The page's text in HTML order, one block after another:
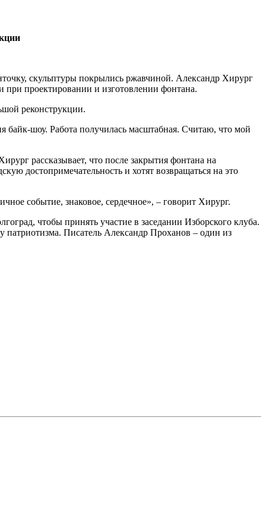
скульптуры покрылись ржавчиной. Александр Хирург
проектировании и изготовлении фонтана.
реконструкции.
байк-шоу. Работа получилась масштабная. Считаю, что мой
рассказывает, что после закрытия фонтана на
достопримечательность и хотят возвращаться на это
событие, знаковое, сердечное», – говорит Хирург.
чтобы принять участие в заседании Изборского клуба.
патриотизма. Писатель Александр Проханов – один из